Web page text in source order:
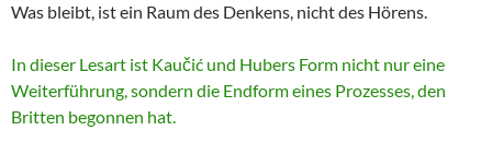
Was bleibt, ist ein Raum des Denkens, nicht des Hörens.
In dieser Lesart ist Kaučić und Hubers Form nicht nur eine
Weiterführung, sondern die Endform eines Prozesses, den
Britten begonnen hat.